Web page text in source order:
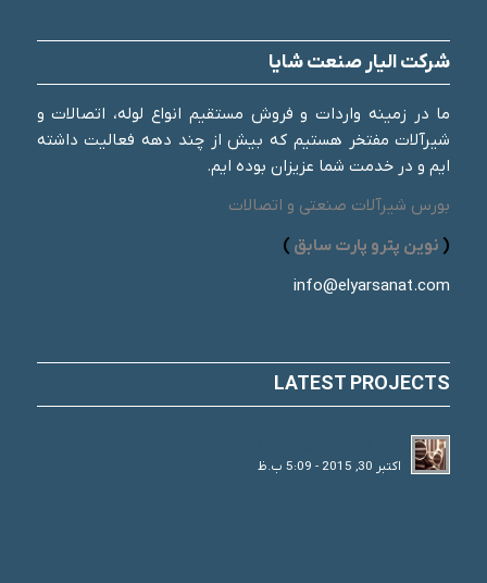
شرکت الیار صنعت شایا
ما در زمینه واردات و فروش مستقیم انواع لوله، اتصالات و
شیرآلات مفتخر هستیم که بیش از چند دهه فعالیت داشته
ایم و در خدمت شما عزیزان بوده ایم.
بورس شیرآلات صنعتی و اتصالات
( نوین پترو پارت سابق )
info@elyarsanat.com
LATEST PROJECTS
اکتبر 30, 2015 - 5:09 ب.ظ